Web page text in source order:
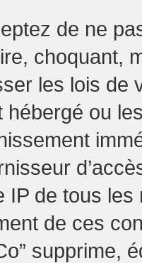
de ne
choquant,
les lois de
hébergé ou
IP de tous
de ces
supprime,